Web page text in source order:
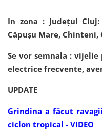
In zona : Județul Cluj:
Căpușu Mare, Chinteni,
Se vor semnala :
electrice frecvente,
UPDATE
Grindina a făcut
ciclon tropical - VIDEO